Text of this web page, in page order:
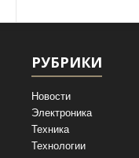
РУБРИКИ
Новости
Электроника
Техника
Технологии